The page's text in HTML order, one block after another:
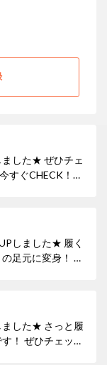
ぜひチェ
ました★ 履く
元に変身！ ぜ
さっと履
ック